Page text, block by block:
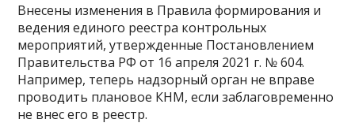
Внесены изменения в Правила формирования и
ведения единого реестра контрольных
мероприятий, утвержденные Постановлением
Правительства РФ от 16 апреля 2021 г. № 604.
Например, теперь надзорный орган не вправе
проводить плановое КНМ, если заблаговременно
не внес его в реестр.